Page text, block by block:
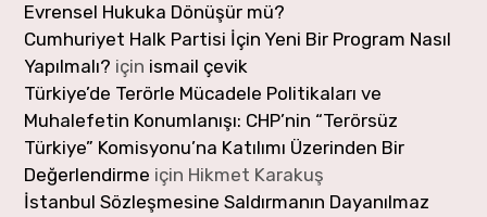
Evrensel Hukuka Dönüşür mü?
Cumhuriyet Halk Partisi İçin Yeni Bir Program Nasıl
Yapılmalı? için ismail çevik
Türkiye’de Terörle Mücadele Politikaları ve
Muhalefetin Konumlanışı: CHP’nin “Terörsüz
Türkiye” Komisyonu’na Katılımı Üzerinden Bir
Değerlendirme için Hikmet Karakuş
İstanbul Sözleşmesine Saldırmanın Dayanılmaz